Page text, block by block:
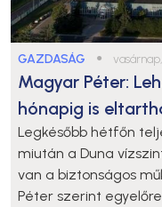
GAZDASÁG ●
Magyar Péter:
hónapig is
Legkésőbb hétfőn
miután a Duna
van a biztonságos
Péter szerint